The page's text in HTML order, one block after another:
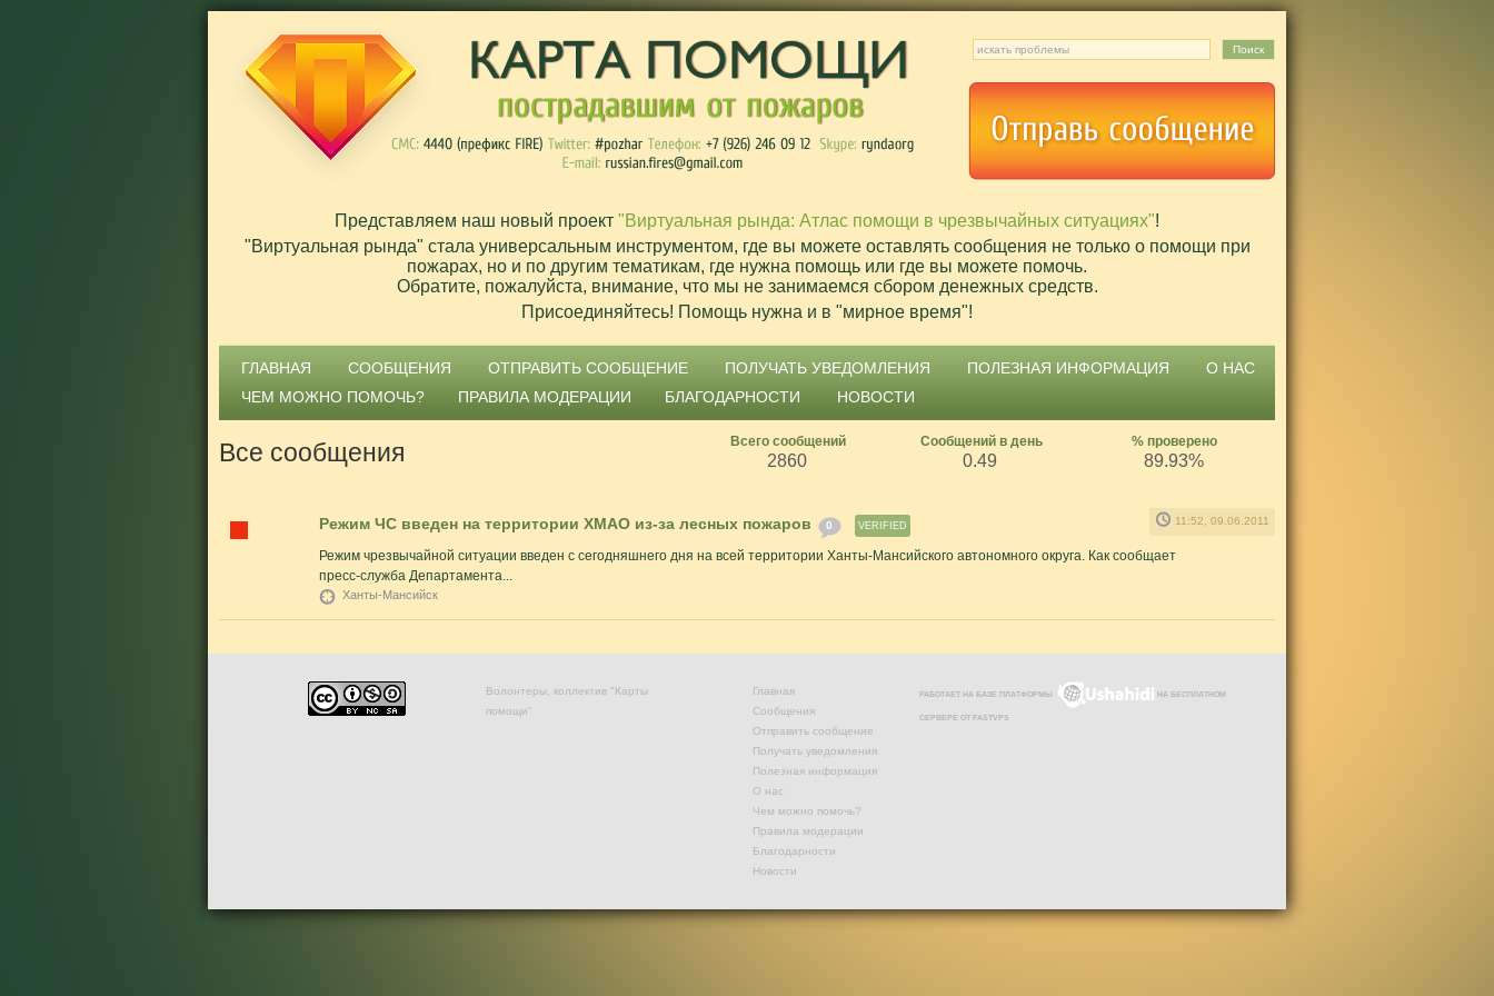
Представляем наш новый проект "Виртуальная рында: Атлас помощи в чрезвычайных ситуациях"!
"Виртуальная рында" стала универсальным инструментом, где вы можете оставлять сообщения не только о помощи при
пожарах, но и по другим тематикам, где нужна помощь или где вы можете помочь.
Обратите, пожалуйста, внимание, что мы не занимаемся сбором денежных средств.
Присоединяйтесь! Помощь нужна и в "мирное время"!
ГЛАВНАЯ СООБЩЕНИЯ ОТПРАВИТЬ СООБЩЕНИЕ ПОЛУЧАТЬ УВЕДОМЛЕНИЯ ПОЛЕЗНАЯ ИНФОРМАЦИЯ
О НАС
ЧЕМ МОЖНО ПОМОЧЬ?
ПРАВИЛА МОДЕРАЦИИ БЛАГОДАРНОСТИ НОВОСТИ
Всего сообщений Сообщений в день % проверено
2860 0.49 89.93%
Все сообщения
Режим ЧС введен на территории ХМАО из-за лесных пожаров 0 VERIFIED 11:52, 09.06.2011
Режим чрезвычайной ситуации введен с сегодняшнего дня на всей территории Ханты-Мансийского автономного округа. Как сообщает
пресс-служба Департамента...
Ханты-Мансийск
Волонтеры, коллектив "Карты
помощи"
Главная
Сообщения
Отправить сообщение
Получать уведомления
Полезная информация
О нас
Чем можно помочь?
Правила модерации
Благодарности
Новости
РАБОТАЕТ НА БАЗЕ ПЛАТФОРМЫ НА БЕСПЛАТНОМ
СЕРВЕРЕ ОТ FASTVPS